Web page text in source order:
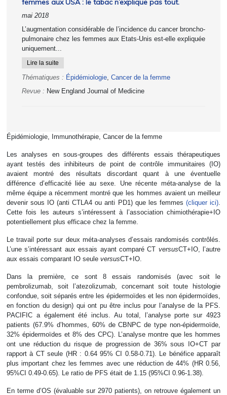
femmes aux USA : le tabac n’explique pas tout.
mai 2018
L’augmentation considérable de l’incidence du cancer broncho-
pulmonaire chez les femmes aux Etats-Unis est-elle expliquée
uniquement...
Lire la suite
Thématiques : Épidémiologie, Cancer de la femme
Revue : New England Journal of Medicine
Épidémiologie, Immunothérapie, Cancer de la femme
Les analyses en sous-groupes des différents essais thérapeutiques
ayant testés des inhibiteurs de point de contrôle immunitaires (IO)
avaient montré des résultats discordant quant à une éventuelle
différence d’efficacité liée au sexe. Une récente méta-analyse de la
même équipe a récemment montré que les hommes avaient un meilleur
devenir sous IO (anti CTLA4 ou anti PD1) que les femmes (cliquer ici).
Cette fois les auteurs s’intéressent à l’association chimiothérapie+IO
potentiellement plus efficace chez la femme.
Le travail porte sur deux méta-analyses d’essais randomisés contrôlés.
L’une s’intéressant aux essais ayant comparé CT versusCT+IO, l’autre
aux essais comparant IO seule versusCT+IO.
Dans la première, ce sont 8 essais randomisés (avec soit le
pembrolizumab, soit l’atezolizumab, concernant soit toute histologie
confondue, soit séparés entre les épidermoïdes et les non épidermoïdes,
en fonction du design) qui ont pu être inclus pour l’analyse de la PFS.
PACIFIC a également été inclus. Au total, l’analyse porte sur 4923
patients (67.9% d’hommes, 60% de CBNPC de type non-épidermoïde,
32% épidermoïdes et 8% des CPC). L’analyse montre que les hommes
ont une réduction du risque de progression de 36% sous IO+CT par
rapport à CT seule (HR : 0.64 95% CI 0.58-0.71). Le bénéfice apparaît
plus important chez les femmes avec une réduction de 44% (HR 0.56,
95%CI 0.49-0.65). Le ratio de PFS était de 1.15 (95%CI 0.96-1.38).
En terme d’OS (évaluable sur 2970 patients), on retrouve également un